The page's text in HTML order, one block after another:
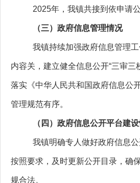
2025年，我镇共接到依申请
（三）政府信息管理情况
我镇持续加强政府信息管理
内容关，建立健全信息公开“三审三
落实《中华人民共和国政府信息公
管理规范有序。
（四）政府信息公开平台建
我镇明确专人做好政府信息
按照要求，及时更新公开目录，确
规合法。